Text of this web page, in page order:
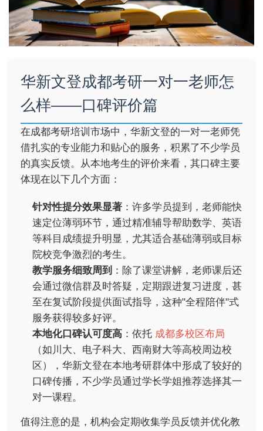
华新文登成都考研一对一老师怎
么样——口碑评价篇
在成都考研培训市场中，华新文登的一对一老师凭
借扎实的专业能力和贴心的服务，积累了不少学员
的真实反馈。从本地考生的评价来看，其口碑主要
体现在以下几个方面：
针对性提分效果显著 ：许多学员提到，老师能快
速定位薄弱环节，通过精准辅导帮助数学、英语
等科目成绩提升明显，尤其适合基础薄弱或目标
院校竞争激烈的考生。
教学服务细致周到 ：除了课堂讲解，老师课后还
会通过微信群及时答疑，定期跟进复习进度，甚
至在复试阶段提供面试指导，这种"全程陪伴"式
服务获得较多好评。
本地化口碑认可度高 ：依托 成都多校区布局
（如川大、电子科大、西南财大等高校周边校
区），华新文登在本地考研群体中形成了较好的
口碑传播，不少学员通过学长学姐推荐选择其一
对一课程。
值得注意的是，机构会定期收集学员反馈并优化教